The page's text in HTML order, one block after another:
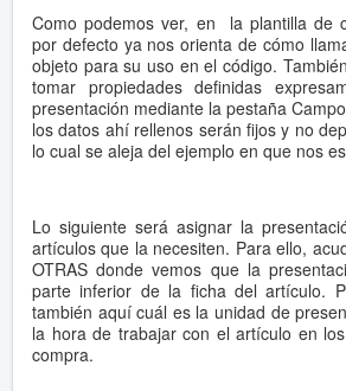
Como podemos ver, en la plantilla de
por defecto ya nos orienta de cómo
objeto para su uso en el código.
tomar propiedades definidas
presentación mediante la pestaña
los datos ahí rellenos serán fijos y no
lo cual se aleja del ejemplo en que nos
Lo siguiente será asignar la
artículos que la necesiten. Para ello,
OTRAS donde vemos que la
parte inferior de la ficha del artículo.
también aquí cuál es la unidad de
la hora de trabajar con el artículo en
compra.